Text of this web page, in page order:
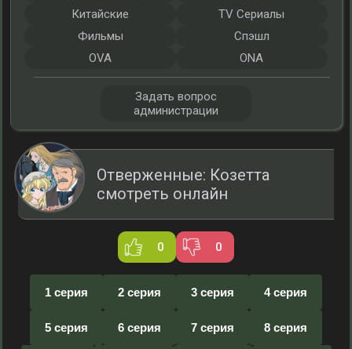
Отверженные: Козетта
смотреть онлайн
0 0
1 серия 2 серия 3 серия 4 серия
5 серия 6 серия 7 серия 8 серия
Китайские
TV Сериалы
Фильмы
Спэшл
OVA
ONA
Задать вопрос
администрации